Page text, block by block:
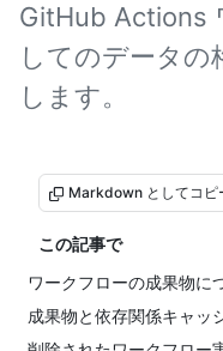
GitHub Actions
してのデータの
します。
Markdown としてコピ
この記事で
ワークフローの成果物に
成果物と依存関係キャッ